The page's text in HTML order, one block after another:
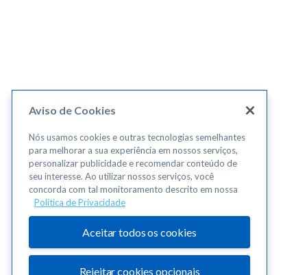
Aviso de Cookies
Nós usamos cookies e outras tecnologias semelhantes
para melhorar a sua experiência em nossos serviços,
personalizar publicidade e recomendar conteúdo de
seu interesse. Ao utilizar nossos serviços, você
concorda com tal monitoramento descrito em nossa
Política de Privacidade
Aceitar todos os cookies
Rejeitar cookies opcionais